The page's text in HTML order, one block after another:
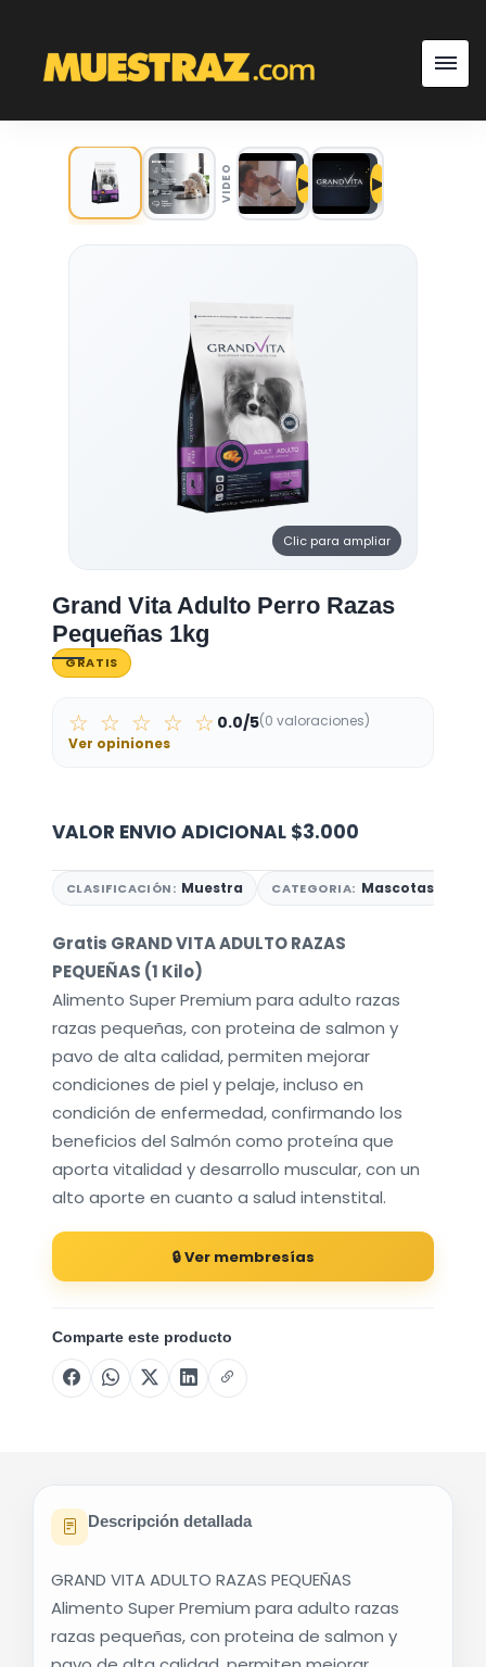
VIDEO
Clic para ampliar
Grand Vita Adulto Perro Razas
Pequeñas 1kg
GRATIS
☆ ☆ ☆ ☆ ☆ 0.0/5(0 valoraciones)
Ver opiniones
VALOR ENVIO ADICIONAL $3.000
CLASIFICACIÓN: Muestra CATEGORIA: Mascotas
Gratis GRAND VITA ADULTO RAZAS
PEQUEÑAS (1 Kilo)
Alimento Super Premium para adulto razas
razas pequeñas, con proteina de salmon y
pavo de alta calidad, permiten mejorar
condiciones de piel y pelaje, incluso en
condición de enfermedad, confirmando los
beneficios del Salmón como proteína que
aporta vitalidad y desarrollo muscular, con un
alto aporte en cuanto a salud intenstital.
🔒 Ver membresías
Comparte este producto
Descripción detallada
GRAND VITA ADULTO RAZAS PEQUEÑAS
Alimento Super Premium para adulto razas
razas pequeñas, con proteina de salmon y